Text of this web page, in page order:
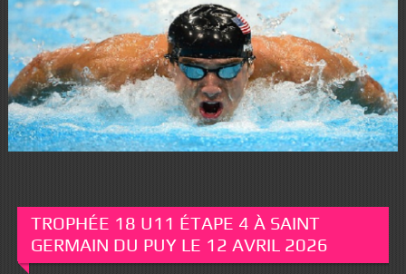
TROPHÉE 18 U11 ÉTAPE 4 À SAINT
GERMAIN DU PUY LE 12 AVRIL 2026